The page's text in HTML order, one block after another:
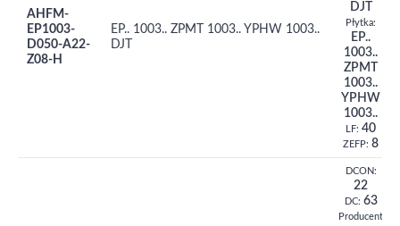
AHFM-
EP1003-
D050-A22-
Z08-H
EP.. 1003.. ZPMT 1003.. YPHW 1003..
DJT
DJT
Płytka:
EP..
1003..
ZPMT
1003..
YPHW
1003..
LF: 40
ZEFP: 8
DCON:
22
DC: 63
Producent